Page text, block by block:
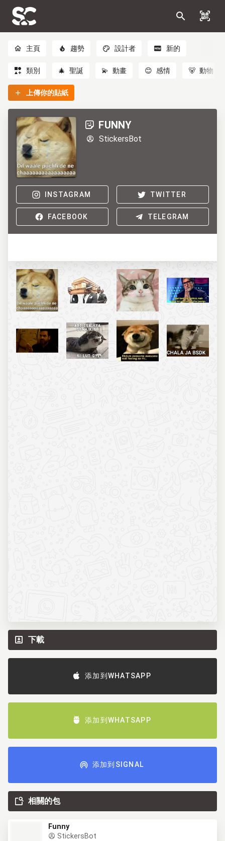
主頁 趨勢 設計者 新的
類別 🎄 聖誕 💫 動畫 😊 感情 🐻 動物
上傳你的貼紙
FUNNY
StickersBot
INSTAGRAM TWITTER
FACEBOOK TELEGRAM
下載
添加到WHATSAPP
添加到WHATSAPP
添加到SIGNAL
相關的包
Funny
StickersBot